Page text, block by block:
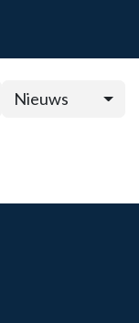
Nieuws